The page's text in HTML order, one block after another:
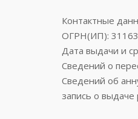
Контактные
ОГРН(ИП):
Дата выдачи и
Сведений о
Сведений об
запись о